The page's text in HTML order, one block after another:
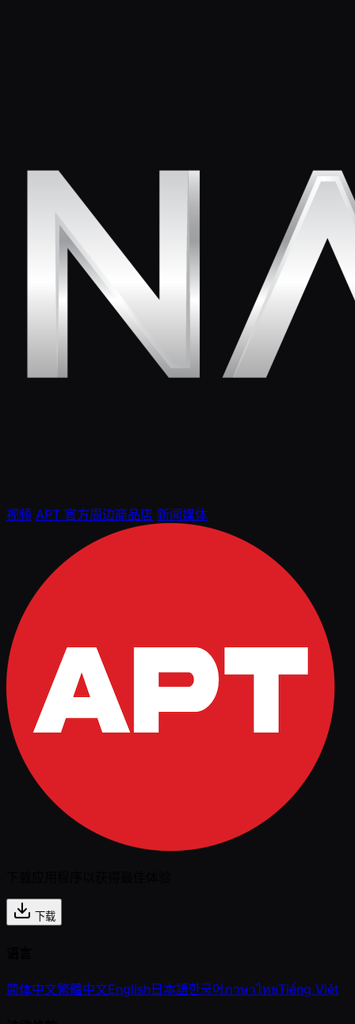
视频 APT 官方周边商品店 新闻媒体
下载
简体中文繁體中文English日本語한국어ภาษาไทยTiếng Việt